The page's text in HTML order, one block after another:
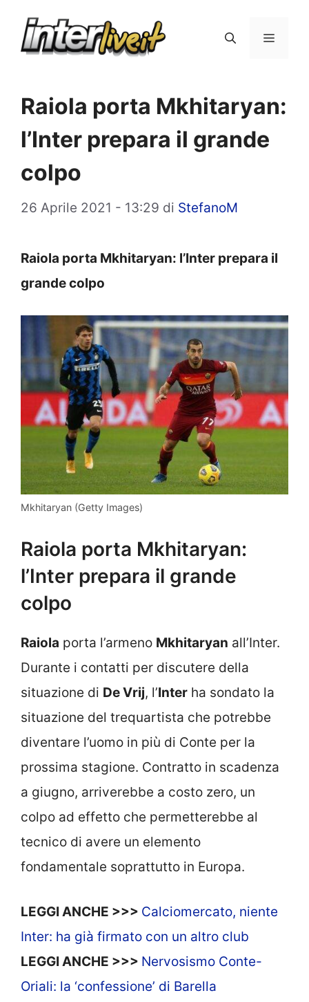
Menu
Raiola porta Mkhitaryan:
l’Inter prepara il grande
colpo
26 Aprile 2021 - 13:29 di StefanoM
Raiola porta Mkhitaryan: l’Inter prepara il
grande colpo
Mkhitaryan (Getty Images)
Raiola porta Mkhitaryan:
l’Inter prepara il grande
colpo
Raiola porta l’armeno Mkhitaryan all’Inter.
Durante i contatti per discutere della
situazione di De Vrij, l’Inter ha sondato la
situazione del trequartista che potrebbe
diventare l’uomo in più di Conte per la
prossima stagione. Contratto in scadenza
a giugno, arriverebbe a costo zero, un
colpo ad effetto che permetterebbe al
tecnico di avere un elemento
fondamentale soprattutto in Europa.
LEGGI ANCHE >>> Calciomercato, niente
Inter: ha già firmato con un altro club
LEGGI ANCHE >>> Nervosismo Conte-
Oriali: la ‘confessione’ di Barella